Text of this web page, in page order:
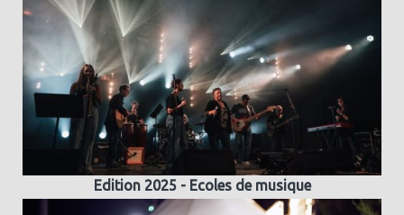
Edition 2025 - Ecoles de musique